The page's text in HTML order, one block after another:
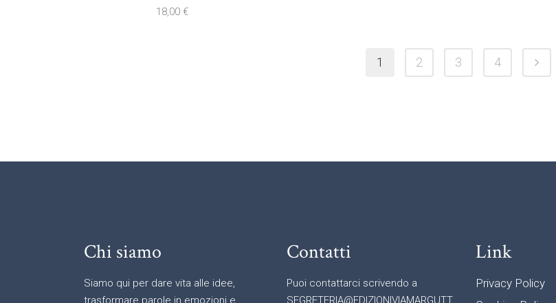
18,00 €
1 2 3 4
Chi siamo
Siamo qui per dare vita alle idee,
trasformare parole in emozioni e
Contatti
Puoi contattarci scrivendo a
SEGRETERIA@EDIZIONIVIAMARGUTT
Link
Privacy Policy